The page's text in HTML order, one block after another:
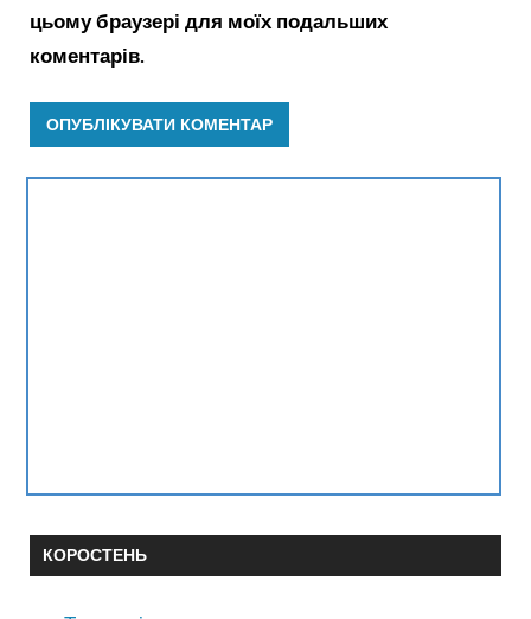
цьому браузері для моїх подальших
коментарів.
КОРОСТЕНЬ